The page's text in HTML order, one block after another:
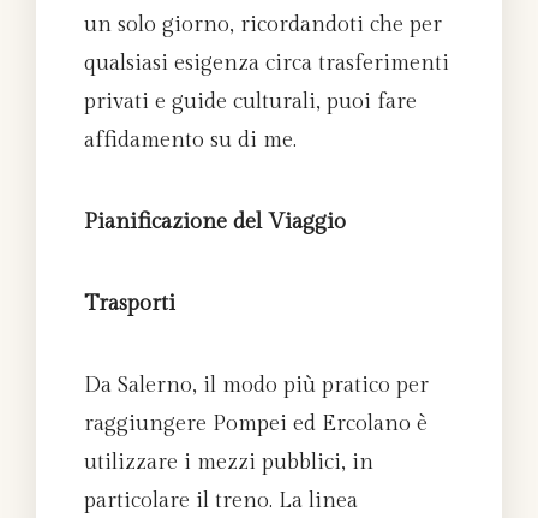
un solo giorno, ricordandoti che per
qualsiasi esigenza circa trasferimenti
privati e guide culturali, puoi fare
affidamento su di me.
Pianificazione del Viaggio
Trasporti
Da Salerno, il modo più pratico per
raggiungere Pompei ed Ercolano è
utilizzare i mezzi pubblici, in
particolare il treno. La linea